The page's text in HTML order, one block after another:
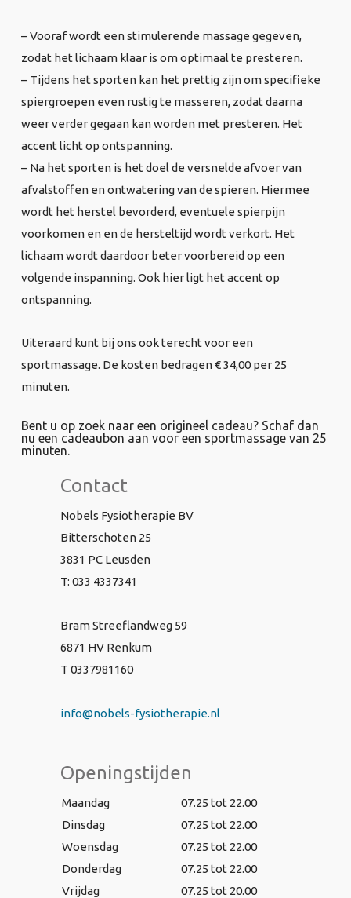
– Vooraf wordt een stimulerende massage gegeven,
zodat het lichaam klaar is om optimaal te presteren.
– Tijdens het sporten kan het prettig zijn om specifieke
spiergroepen even rustig te masseren, zodat daarna
weer verder gegaan kan worden met presteren. Het
accent licht op ontspanning.
– Na het sporten is het doel de versnelde afvoer van
afvalstoffen en ontwatering van de spieren. Hiermee
wordt het herstel bevorderd, eventuele spierpijn
voorkomen en en de hersteltijd wordt verkort. Het
lichaam wordt daardoor beter voorbereid op een
volgende inspanning. Ook hier ligt het accent op
ontspanning.
Uiteraard kunt bij ons ook terecht voor een
sportmassage. De kosten bedragen € 34,00 per 25
minuten.
Bent u op zoek naar een origineel cadeau? Schaf dan
nu een cadeaubon aan voor een sportmassage van 25
minuten.
Contact
Nobels Fysiotherapie BV
Bitterschoten 25
3831 PC Leusden
T: 033 4337341
Bram Streeflandweg 59
6871 HV Renkum
T 0337981160
info@nobels-fysiotherapie.nl
Openingstijden
Maandag
07.25 tot 22.00
Dinsdag
07.25 tot 22.00
Woensdag
07.25 tot 22.00
Donderdag
07.25 tot 22.00
Vrijdag
07.25 tot 20.00